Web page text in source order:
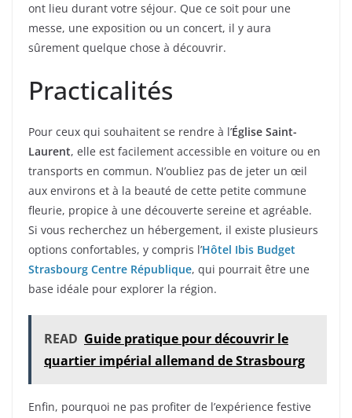
ont lieu durant votre séjour. Que ce soit pour une
messe, une exposition ou un concert, il y aura
sûrement quelque chose à découvrir.
Practicalités
Pour ceux qui souhaitent se rendre à l’Église Saint-
Laurent, elle est facilement accessible en voiture ou en
transports en commun. N’oubliez pas de jeter un œil
aux environs et à la beauté de cette petite commune
fleurie, propice à une découverte sereine et agréable.
Si vous recherchez un hébergement, il existe plusieurs
options confortables, y compris l’Hôtel Ibis Budget
Strasbourg Centre République, qui pourrait être une
base idéale pour explorer la région.
READ Guide pratique pour découvrir le
quartier impérial allemand de Strasbourg
Enfin, pourquoi ne pas profiter de l’expérience festive